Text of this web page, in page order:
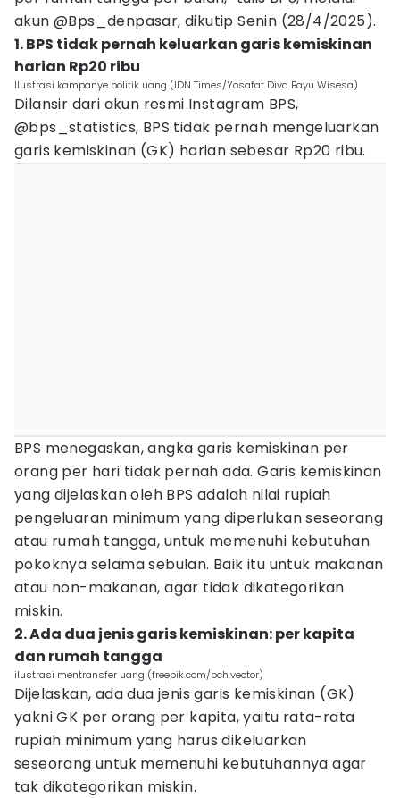
akun @Bps_denpasar, dikutip Senin (28/4/2025).
1. BPS tidak pernah keluarkan garis kemiskinan
harian Rp20 ribu
Ilustrasi kampanye politik uang (IDN Times/Yosafat Diva Bayu Wisesa)
Dilansir dari akun resmi Instagram BPS,
@bps_statistics, BPS tidak pernah mengeluarkan
garis kemiskinan (GK) harian sebesar Rp20 ribu.
BPS menegaskan, angka garis kemiskinan per
orang per hari tidak pernah ada. Garis kemiskinan
yang dijelaskan oleh BPS adalah nilai rupiah
pengeluaran minimum yang diperlukan seseorang
atau rumah tangga, untuk memenuhi kebutuhan
pokoknya selama sebulan. Baik itu untuk makanan
atau non-makanan, agar tidak dikategorikan
miskin.
2. Ada dua jenis garis kemiskinan: per kapita
dan rumah tangga
ilustrasi mentransfer uang (freepik.com/pch.vector)
Dijelaskan, ada dua jenis garis kemiskinan (GK)
yakni GK per orang per kapita, yaitu rata-rata
rupiah minimum yang harus dikeluarkan
seseorang untuk memenuhi kebutuhannya agar
tak dikategorikan miskin.